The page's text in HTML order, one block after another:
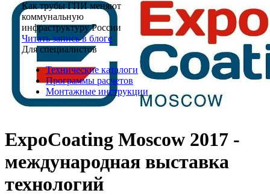
Как трубы ГПИ меняют
коммунальную
инфраструктуру России
Читать запись в блоге
Для специалистов
Технические каталоги
Программы расчетов
Монтажные инструкции
ExpoCoating Moscow 2017 -
международная выставка
технологий